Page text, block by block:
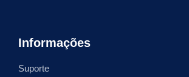
Informações
Suporte